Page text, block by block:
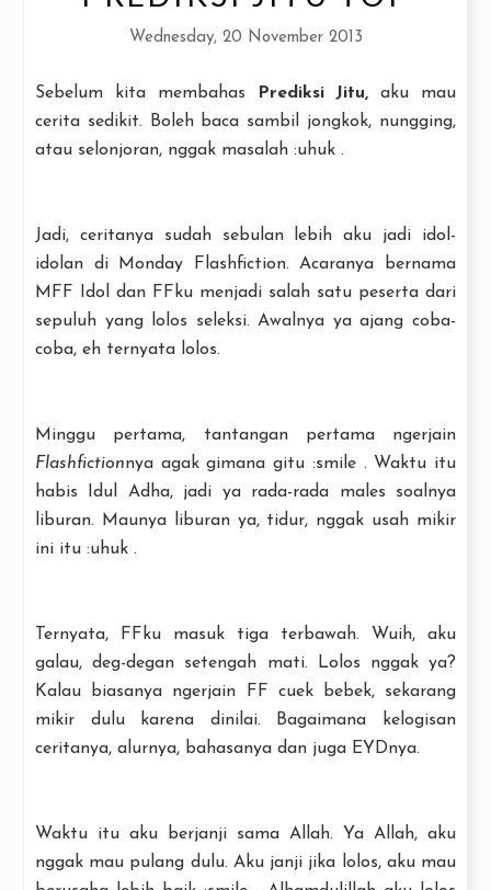
Wednesday, 20 November 2013
Sebelum kita membahas Prediksi Jitu, aku mau
cerita sedikit. Boleh baca sambil jongkok, nungging,
atau selonjoran, nggak masalah :uhuk .
Jadi, ceritanya sudah sebulan lebih aku jadi idol-
idolan di Monday Flashfiction. Acaranya bernama
MFF Idol dan FFku menjadi salah satu peserta dari
sepuluh yang lolos seleksi. Awalnya ya ajang coba-
coba, eh ternyata lolos.
Minggu pertama, tantangan pertama ngerjain
Flashfictionnya agak gimana gitu :smile . Waktu itu
habis Idul Adha, jadi ya rada-rada males soalnya
liburan. Maunya liburan ya, tidur, nggak usah mikir
ini itu :uhuk .
Ternyata, FFku masuk tiga terbawah. Wuih, aku
galau, deg-degan setengah mati. Lolos nggak ya?
Kalau biasanya ngerjain FF cuek bebek, sekarang
mikir dulu karena dinilai. Bagaimana kelogisan
ceritanya, alurnya, bahasanya dan juga EYDnya.
Waktu itu aku berjanji sama Allah. Ya Allah, aku
nggak mau pulang dulu. Aku janji jika lolos, aku mau